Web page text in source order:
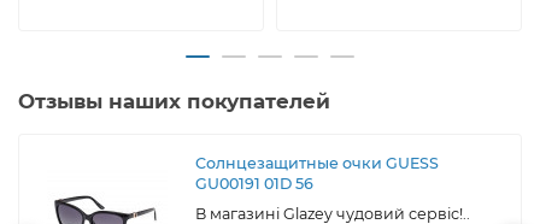
Отзывы наших покупателей
Солнцезащитные очки GUESS
GU00191 01D 56
В магазині Glazey чудовий сервіс!..